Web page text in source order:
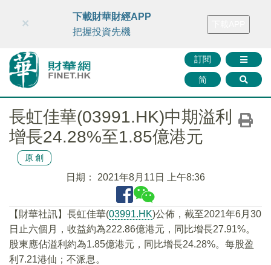
財華智庫網 FINTV FINMETA 財華證券 媒體矩陣
訂閱
简
×
下載財華財經APP
把握投資先機
長虹佳華(03991.HK)中期溢利
增長24.28%至1.85億港元
原創
日期： 2021年8月11日 上午8:36
【財華社訊】長虹佳華(03991.HK)公佈，截至2021年6月30
日止六個月，收益約為222.86億港元，同比增長27.91%。
股東應佔溢利約為1.85億港元，同比增長24.28%。每股盈
利7.21港仙；不派息。